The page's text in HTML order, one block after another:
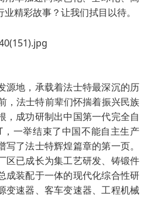
精彩故事？让我们拭目以待。
源地，承载着法士特最深沉的历
，法士特前辈们怀揣着振兴民族
，成功研制出中国第一代完全自
，一举结束了中国不能自主生产
了法士特辉煌篇章的第一页。
区已成长为集工艺研发、铸锻件
成装配于一体的现代化综合性研
变速器、客车变速器、工程机械